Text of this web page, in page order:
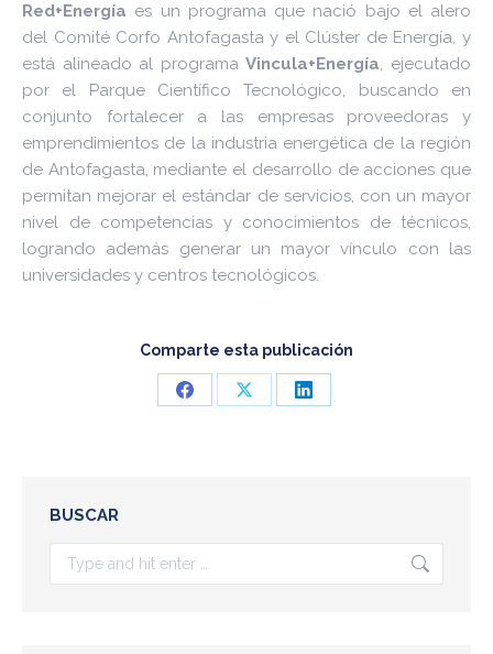
Red+Energía es un programa que nació bajo el alero
del Comité Corfo Antofagasta y el Clúster de Energía, y
está alineado al programaVincula+Energía, ejecutado
por el Parque Científico Tecnológico, buscando en
conjunto fortalecer a las empresas proveedoras y
emprendimientos de la industria energética de la región
de Antofagasta, mediante el desarrollo de acciones que
permitan mejorar el estándar de servicios, con un mayor
nivel de competencias y conocimientos de técnicos,
logrando además generar un mayor vínculo con las
universidades y centros tecnológicos.
Comparte esta publicación
Share
Share
Share
BUSCAR
Search: